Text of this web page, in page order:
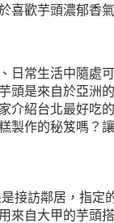
喜歡芋頭濃郁香
常生活中隨處
頭是來自於亞洲
介紹台北最好吃
製作的秘笈嗎？
接訪鄰居，指定
自大甲的芋頭